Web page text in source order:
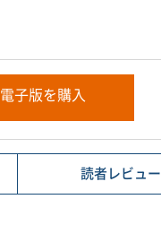
電子版を購入
読者レビュー